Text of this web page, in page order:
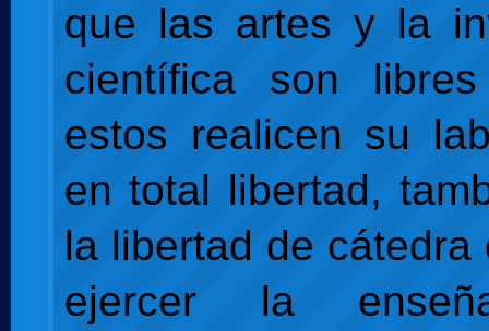
que las artes y la
científica son
estos realicen su
en total libertad,
la libertad de cátedra
ejercer la